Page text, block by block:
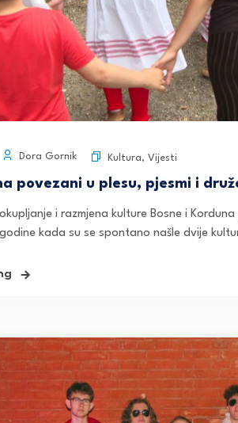
Dora Gornik Kultura, Vijesti
povezani u plesu, pjesmi i
i razmjena kulture Bosne i
kada su se spontano našle dvije